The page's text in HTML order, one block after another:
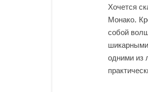
Хочется
Монако.
собой
одними из